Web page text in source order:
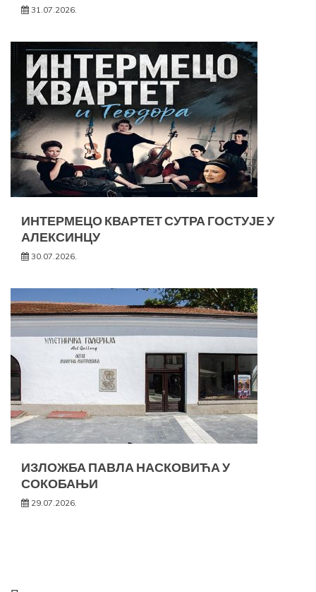
31.07.2026.
ИНТЕРМЕЦО КВАРТЕТ СУТРА ГОСТУЈЕ У
АЛЕКСИНЦУ
30.07.2026.
ИЗЛОЖБА ПАВЛА НАСКОВИЋА У
СОКОБАЊИ
29.07.2026.